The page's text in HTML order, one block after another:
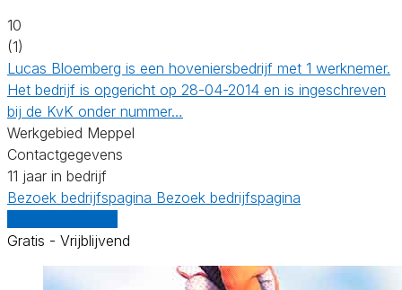
10
(1)
Lucas Bloemberg is een hoveniersbedrijf met 1 werknemer.
Het bedrijf is opgericht op 28-04-2014 en is ingeschreven
bij de KvK onder nummer…
Werkgebied Meppel
Contactgegevens
11 jaar in bedrijf
Bezoek bedrijfspagina Bezoek bedrijfspagina
Gratis - Vrijblijvend